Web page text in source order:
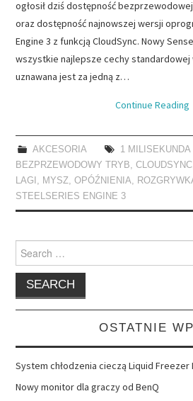
ogłosił dziś dostępność
oraz dostępność najnowszej wersji
Engine 3 z funkcją CloudSync. Nowy
wszystkie najlepsze cechy
uznawana jest za jedną z…
Continue Reading
AKCESORIA 1 MILISEKUNDA
BEZPRZEWODOWY TRYB,CLOUDSYNC
LAGI , MYSZ,OPÓŹNIENIA,
STEELSERIES ENGINE 3
Search
for:
OSTATNIE
System chłodzenia cieczą Liquid Freezer
Nowy monitor dla graczy od BenQ